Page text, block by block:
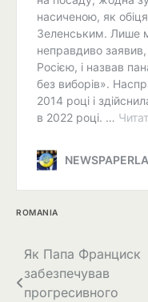
ROMANIA
Навігація
записів
Як Папа Франциск
забезпечував
прогресивного